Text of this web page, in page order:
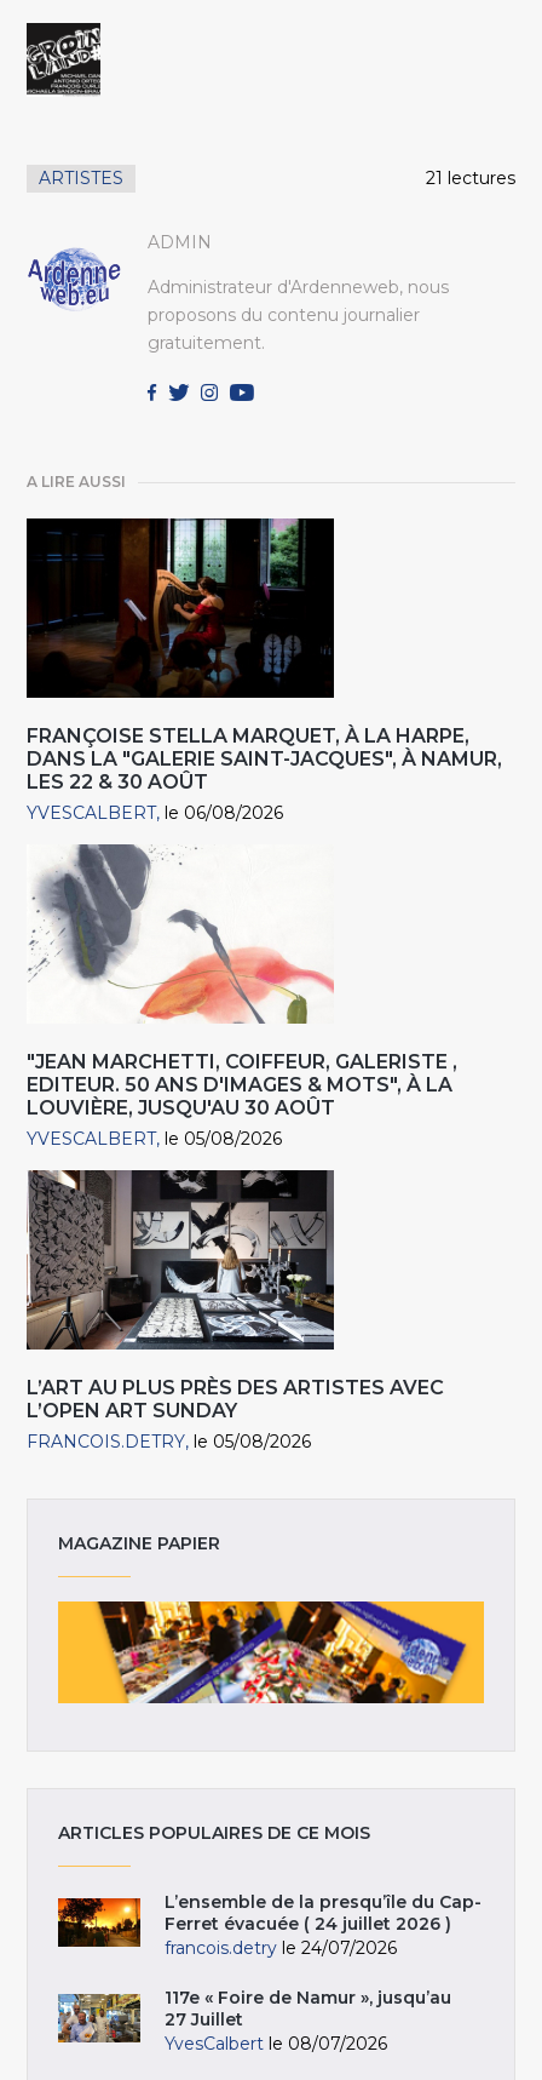
ARTISTES 21 lectures
ADMIN
Administrateur d'Ardenneweb, nous
proposons du contenu journalier
gratuitement.
A LIRE AUSSI
FRANÇOISE STELLA MARQUET, À LA HARPE,
DANS LA "GALERIE SAINT-JACQUES", À NAMUR,
LES 22 & 30 AOÛT
YVESCALBERT le 06/08/2026
"JEAN MARCHETTI, COIFFEUR, GALERISTE ,
EDITEUR. 50 ANS D'IMAGES & MOTS", À LA
LOUVIÈRE, JUSQU'AU 30 AOÛT
YVESCALBERT le 05/08/2026
L’ART AU PLUS PRÈS DES ARTISTES AVEC
L’OPEN ART SUNDAY
FRANCOIS.DETRY le 05/08/2026
MAGAZINE PAPIER
ARTICLES POPULAIRES DE CE MOIS
L’ensemble de la presqu’île du Cap-
Ferret évacuée ( 24 juillet 2026 )
francois.detry le 24/07/2026
117e « Foire de Namur », jusqu’au
27 Juillet
YvesCalbert le 08/07/2026